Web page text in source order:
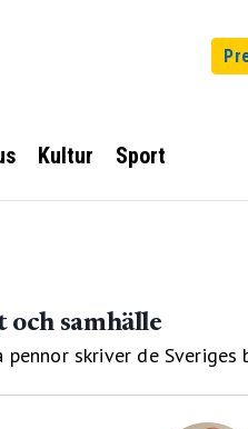
Kultur Sport
samhälle
skriver de Sveriges